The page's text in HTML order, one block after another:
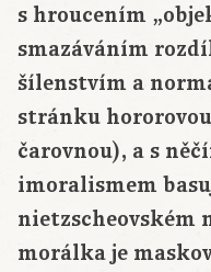
s hroucením
smazáváním
šílenstvím a
stránku
čarovnou), a s
imoralismem
nietzscheovském
morálka je